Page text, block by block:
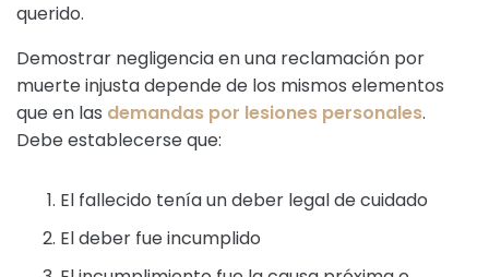
querido.
Demostrar negligencia en una reclamación por
muerte injusta depende de los mismos elementos
que en las demandas por lesiones personales.
Debe establecerse que:
El fallecido tenía un deber legal de cuidado
El deber fue incumplido